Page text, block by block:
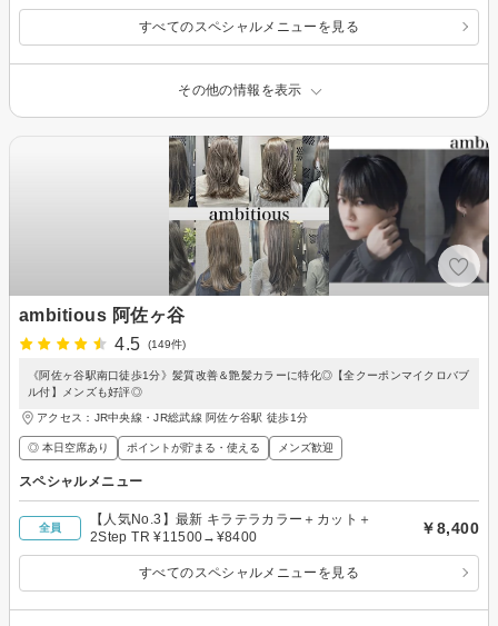
すべてのスペシャルメニューを見る
その他の情報を表示
ambitious 阿佐ヶ谷
4.5
(149件)
《阿佐ヶ谷駅南口徒歩1分》髪質改善＆艶髪カラーに特化◎【全クーポンマイクロバブ
ル付】メンズも好評◎
アクセス：JR中央線・JR総武線 阿佐ケ谷駅 徒歩1分
◎ 本日空席あり ポイントが貯まる・使える メンズ歓迎
スペシャルメニュー
全員
【人気No.3】最新 キラテラカラー＋カット＋
2Step TR ¥11500→¥8400
￥8,400
すべてのスペシャルメニューを見る